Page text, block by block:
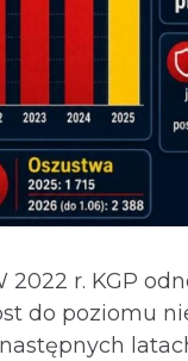
2022 r. KGP
do poziomu